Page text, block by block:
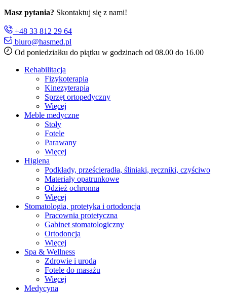
Masz pytania? Skontaktuj się z nami!
+48 33 812 29 64
biuro@hasmed.pl
Od poniedziałku do piątku w godzinach od 08.00 do 16.00
Rehabilitacja
Fizykoterapia
Kinezyterapia
Sprzęt ortopedyczny
Więcej
Meble medyczne
Stoły
Fotele
Parawany
Więcej
Higiena
Podkłady, prześcieradła, śliniaki, ręczniki, czyściwo
Materiały opatrunkowe
Odzież ochronna
Więcej
Stomatologia, protetyka i ortodoncja
Pracownia protetyczna
Gabinet stomatologiczny
Ortodoncja
Więcej
Spa & Wellness
Zdrowie i uroda
Fotele do masażu
Więcej
Medycyna